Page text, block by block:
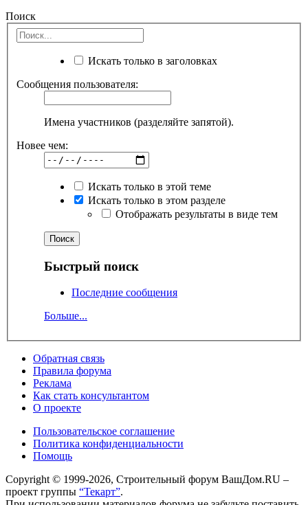
Поиск
Искать только в заголовках
Сообщения пользователя:
Имена участников (разделяйте запятой).
Новее чем:
Искать только в этой теме
Искать только в этом разделе
Отображать результаты в виде тем
Быстрый поиск
Последние сообщения
Больше...
Обратная связь
Правила форума
Реклама
Как стать консультантом
О проекте
Пользовательское соглашение
Политика конфиденциальности
Помощь
Copyright © 1999-2026, Строительный форум ВашДом.RU –
проект группы “Текарт”.